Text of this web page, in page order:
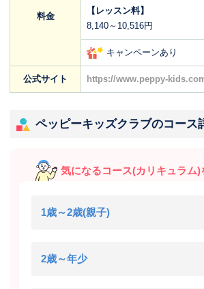
料金
【レッスン料】
8,140～10,516円
キャンペーンあり
公式サイト https://www.peppy-
ペッピーキッズクラブのコース
気になるコース(カリキュラム)
1歳～2歳(親子)
2歳～年少